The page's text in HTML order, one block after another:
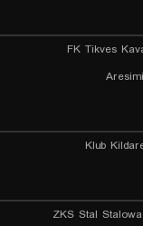
FK Tikves
Klub
ZKS Stal